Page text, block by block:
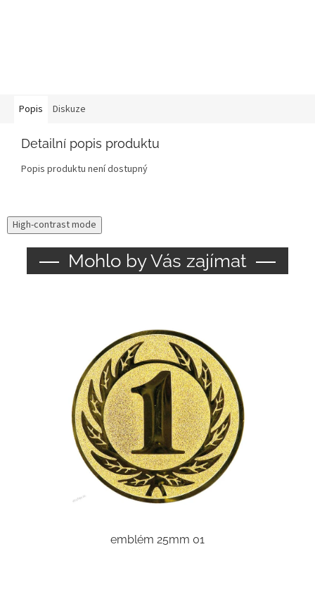
Popis Diskuze
Detailní popis produktu
Popis produktu není dostupný
High-contrast mode
Mohlo by Vás zajímat
emblém 25mm 01